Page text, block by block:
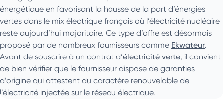
énergétique en favorisant la hausse de la part d’énergies
vertes dans le mix électrique français où l’électricité nucléaire
reste aujourd’hui majoritaire. Ce type d’offre est désormais
proposé par de nombreux fournisseurs comme Ekwateur.
Avant de souscrire à un contrat d’électricité verte, il convient
de bien vérifier que le fournisseur dispose de garanties
d’origine qui attestent du caractère renouvelable de
l’électricité injectée sur le réseau électrique.